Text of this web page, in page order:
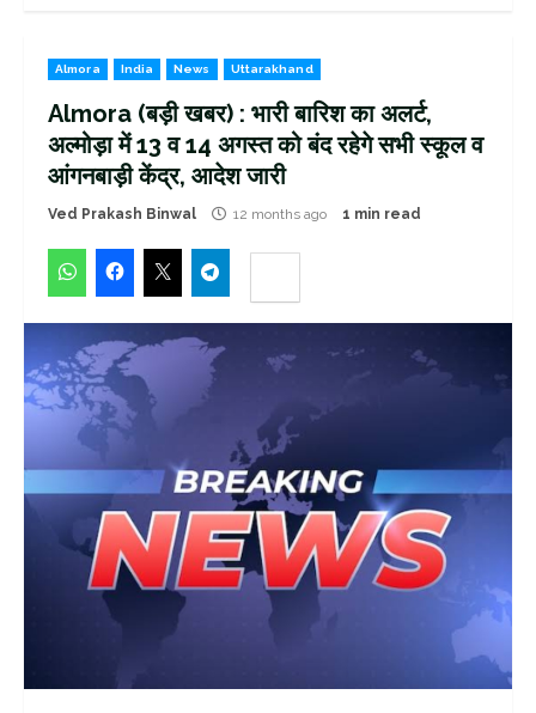
Almora India News Uttarakhand
Almora (बड़ी खबर) : भारी बारिश का अलर्ट,
अल्मोड़ा में 13 व 14 अगस्त को बंद रहेगे सभी स्कूल व
आंगनबाड़ी केंद्र, आदेश जारी
Ved Prakash Binwal 12 months ago 1 min read